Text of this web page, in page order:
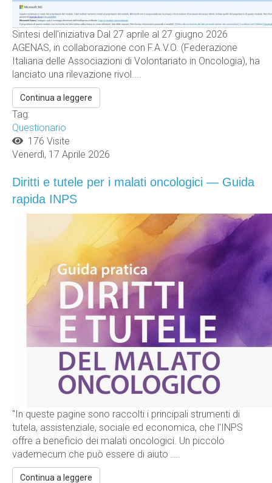
Sintesi dell'iniziativa Dal 27 aprile al 27 giugno 2026
AGENAS, in collaborazione con F.A.V.O. (Federazione
Italiana delle Associazioni di Volontariato in Oncologia), ha
lanciato una rilevazione rivol....
Continua a leggere
Tag:
Questionario
176 Visite
Venerdì, 17 Aprile 2026
Diritti e tutele per i malati oncologici — Guida
rapida INPS
"In queste pagine sono raccolti i principali strumenti di
tutela, assistenziale, sociale ed economica, che l'INPS
offre a beneficio dei malati oncologici. Un piccolo
vademecum che può essere di aiuto ....
Continua a leggere